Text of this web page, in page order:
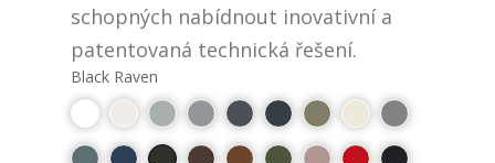
schopných nabídnout inovativní a
patentovaná technická řešení.
Black Raven